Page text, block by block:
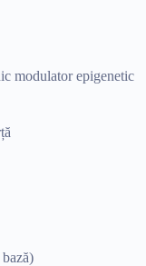
modulator epigenetic